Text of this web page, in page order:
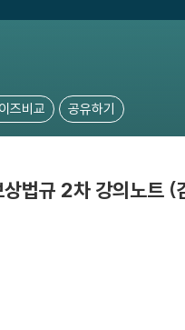
즈비교 공유하기
법규 2차 강의노트 (